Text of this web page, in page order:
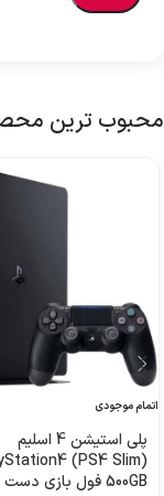
محبوب ترین
اتمام موجودی
پلی استیشن 4 اسلیم
(PS4 Slim)
500GB فول بازی دست دوم